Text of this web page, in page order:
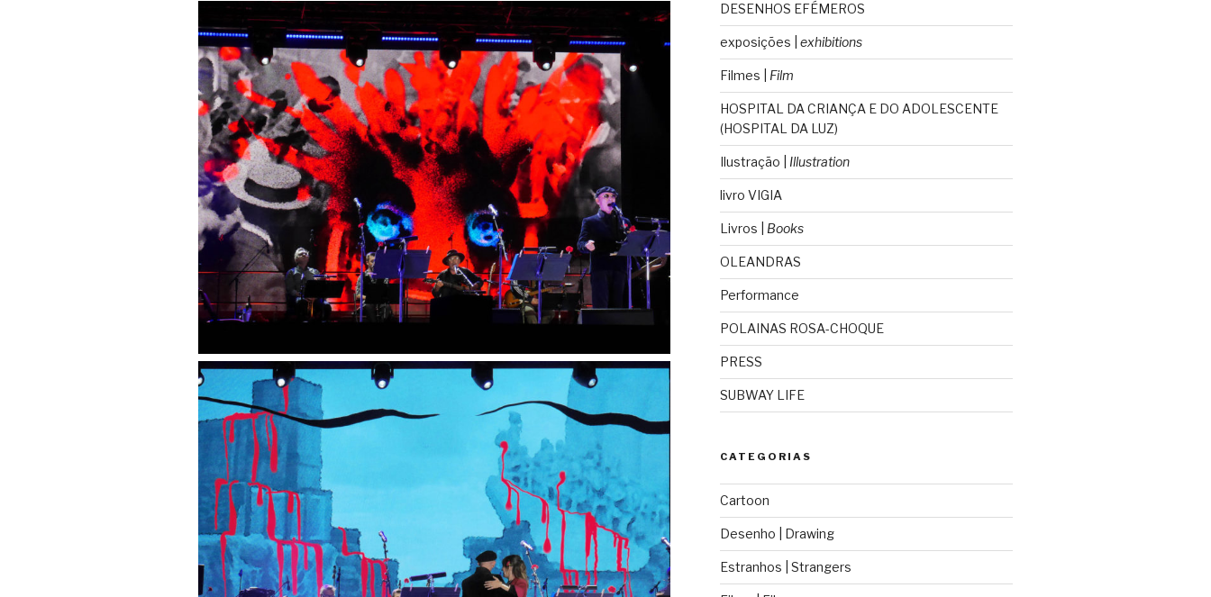
DESENHOS EFÉMEROS
exposições | exhibitions
Filmes | Film
HOSPITAL DA CRIANÇA E DO ADOLESCENTE
(HOSPITAL DA LUZ)
Ilustração | Illustration
livro VIGIA
Livros | Books
OLEANDRAS
Performance
POLAINAS ROSA-CHOQUE
PRESS
SUBWAY LIFE
CATEGORIAS
Cartoon
Desenho | Drawing
Estranhos | Strangers